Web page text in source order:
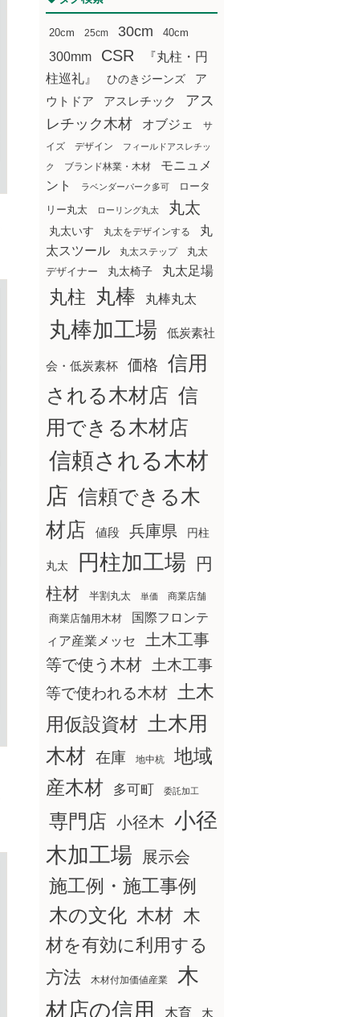
20cm 25cm 30cm 40cm
300mm CSR
『丸柱・円
柱巡礼』
ひのきジーンズ
ア
ウトドア
アスレチック
アス
レチック木材
オブジェ
サ
イズ
デザイン フィールドアスレチッ
ク ブランド林業・木材
モニュメ
ント
ラベンダーパーク多可
ロータ
リー丸太
ローリング丸太 丸太
丸太いす 丸太をデザインする
丸
太スツール
丸太ステップ
丸太
デザイナー
丸太椅子 丸太足場
丸柱 丸棒 丸棒丸太
丸棒加工場 低炭素社
会・低炭素杯 価格
信用
される木材店 信
用できる木材店
信頼される木材
店 信頼できる木
材店
値段 兵庫県 円柱
丸太 円柱加工場
円
柱材
半割丸太 単価 商業店舗
商業店舗用木材
国際フロンテ
ィア産業メッセ
土木工事
等で使う木材
土木工事
等で使われる木材
土木
用仮設資材 土木用
木材 在庫 地中杭
地域
産木材
多可町 委託加工
専門店 小径木 小径
木加工場
展示会
施工例・施工事例
木の文化 木材 木
材を有効に利用する
方法
木材付加価値産業
木
材店の信用
木育 木